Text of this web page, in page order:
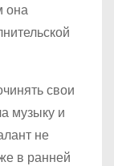
она
свои
музыку и
не
в ранней